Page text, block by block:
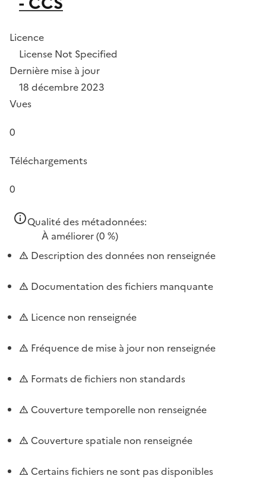
Licence
License Not Specified
Dernière mise à jour
18 décembre 2023
Vues
0
Téléchargements
0
Qualité des métadonnées:
À améliorer(0 %)
Description des données non renseignée
Documentation des fichiers manquante
Licence non renseignée
Fréquence de mise à jour non renseignée
Formats de fichiers non standards
Couverture temporelle non renseignée
Couverture spatiale non renseignée
Certains fichiers ne sont pas disponibles